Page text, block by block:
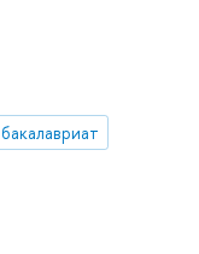
бакалавриат